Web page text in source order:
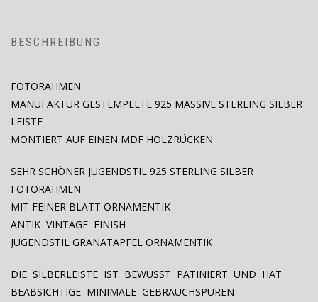
BESCHREIBUNG
FOTORAHMEN
MANUFAKTUR GESTEMPELTE 925 MASSIVE STERLING SILBER
LEISTE
MONTIERT AUF EINEN MDF HOLZRÜCKEN
SEHR SCHÖNER JUGENDSTIL 925 STERLING SILBER
FOTORAHMEN
MIT FEINER BLATT ORNAMENTIK
ANTIK VINTAGE FINISH
JUGENDSTIL GRANATAPFEL ORNAMENTIK
DIE SILBERLEISTE IST BEWUSST PATINIERT UND HAT
BEABSICHTIGE MINIMALE GEBRAUCHSPUREN